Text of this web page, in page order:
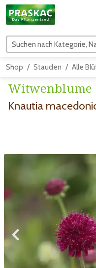
Shop Stauden Alle
Witwenblume
Knautia
Zum vorigen Bild